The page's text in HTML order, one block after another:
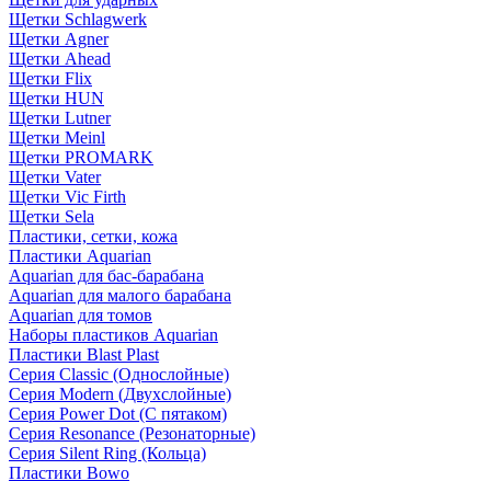
Щетки Schlagwerk
Щетки Agner
Щетки Ahead
Щетки Flix
Щетки HUN
Щетки Lutner
Щетки Meinl
Щетки PROMARK
Щетки Vater
Щетки Vic Firth
Щетки Sela
Пластики, сетки, кожа
Пластики Aquarian
Aquarian для бас-барабана
Aquarian для малого барабана
Aquarian для томов
Наборы пластиков Aquarian
Пластики Blast Plast
Серия Classic (Однослойные)
Серия Modern (Двухслойные)
Серия Power Dot (С пятаком)
Серия Resonance (Резонаторные)
Серия Silent Ring (Кольца)
Пластики Bowo